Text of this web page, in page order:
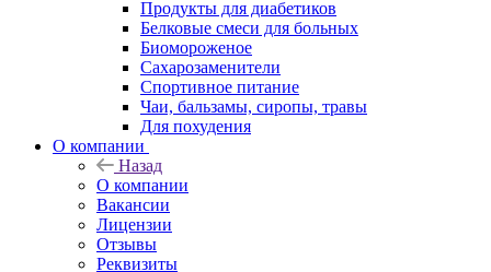
Продукты для диабетиков
Белковые смеси для больных
Биомороженое
Сахарозаменители
Спортивное питание
Чаи, бальзамы, сиропы, травы
Для похудения
О компании
Назад
О компании
Вакансии
Лицензии
Отзывы
Реквизиты